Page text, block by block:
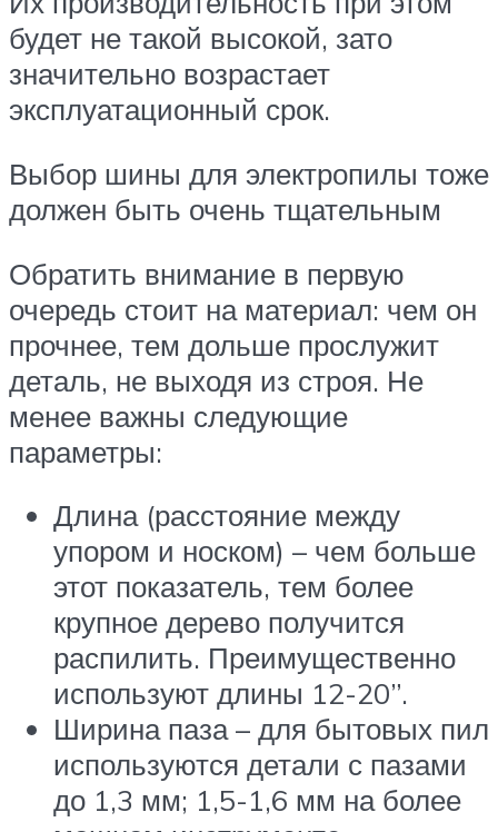
будет не такой высокой, зато
значительно возрастает
эксплуатационный срок.
Выбор шины для электропилы тоже
должен быть очень тщательным
Обратить внимание в первую
очередь стоит на материал: чем он
прочнее, тем дольше прослужит
деталь, не выходя из строя. Не
менее важны следующие
параметры:
Длина (расстояние между
упором и носком) – чем больше
этот показатель, тем более
крупное дерево получится
распилить. Преимущественно
используют длины 12-20”.
Ширина паза – для бытовых пил
используются детали с пазами
до 1,3 мм; 1,5-1,6 мм на более